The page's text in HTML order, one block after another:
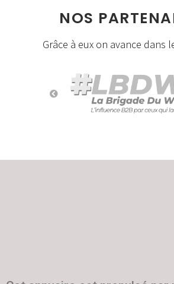
NOS
Grâce à eux on avance dans